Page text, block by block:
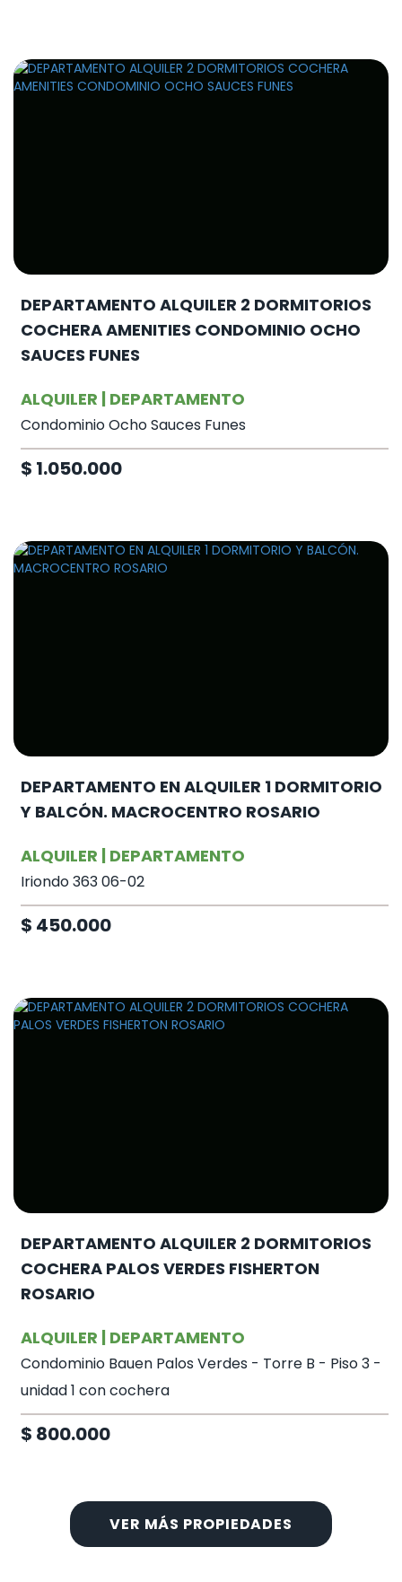
DEPARTAMENTO ALQUILER 2 DORMITORIOS
COCHERA AMENITIES CONDOMINIO OCHO
SAUCES FUNES
ALQUILER | DEPARTAMENTO
Condominio Ocho Sauces Funes
$ 1.050.000
DEPARTAMENTO EN ALQUILER 1 DORMITORIO
Y BALCÓN. MACROCENTRO ROSARIO
ALQUILER | DEPARTAMENTO
Iriondo 363 06-02
$ 450.000
DEPARTAMENTO ALQUILER 2 DORMITORIOS
COCHERA PALOS VERDES FISHERTON
ROSARIO
ALQUILER | DEPARTAMENTO
Condominio Bauen Palos Verdes - Torre B - Piso 3 -
unidad 1 con cochera
$ 800.000
VER MÁS PROPIEDADES